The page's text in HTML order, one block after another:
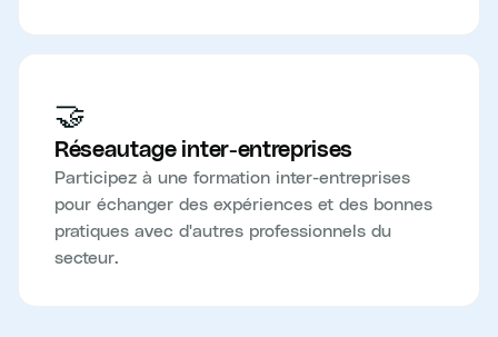
🤝
Réseautage inter-entreprises
Participez à une formation inter-entreprises
pour échanger des expériences et des bonnes
pratiques avec d'autres professionnels du
secteur.